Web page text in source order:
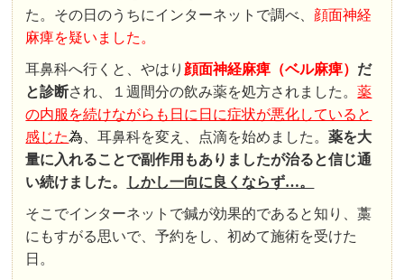
た。その日のうちにインターネットで調べ、 顔面神経
麻痺を疑いました。
耳鼻科へ行くと、やはり 顔面神経麻痺（ベル麻痺） だ
と診断され、１週間分の飲み薬を処方されました。薬
の内服を続けながらも日に日に症状が悪化していると
感じた為、耳鼻科を変え、点滴を始めました。薬を大
量に入れることで副作用もありましたが治ると信じ通
い続けました。
しかし一向に良くならず…。
そこでインターネットで鍼が効果的であると知り、藁
にもすがる思いで、予約をし、初めて施術を受けた
日。